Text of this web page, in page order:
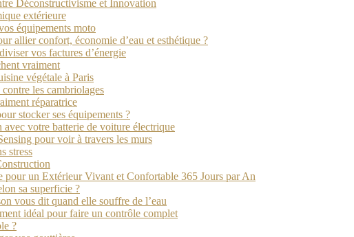
Déconstructivisme et Innovation
extérieure
équipements moto
allier confort, économie d’eau et esthétique ?
vos factures d’énergie
vraiment
végétale à Paris
les cambriolages
réparatrice
stocker ses équipements ?
votre batterie de voiture électrique
pour voir à travers les murs
stress
pour un Extérieur Vivant et Confortable 365 Jours par An
sa superficie ?
vous dit quand elle souffre de l’eau
idéal pour faire un contrôle complet
?